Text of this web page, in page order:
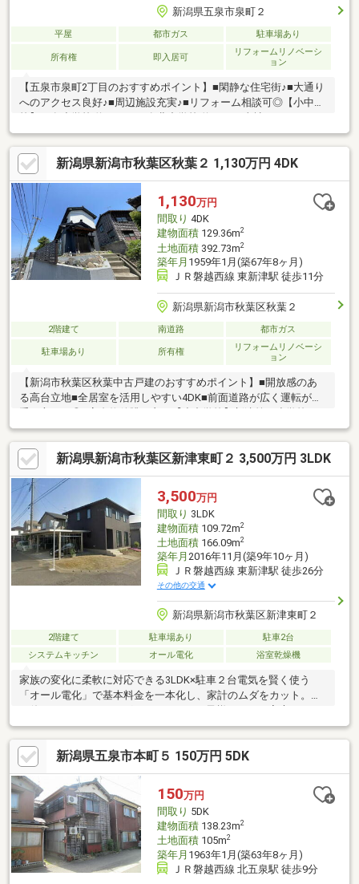
新潟県五泉市泉町２
平屋 都市ガス 駐車場あり
所有権 即入居可
リフォームリノベーシ
ョン
【五泉市泉町2丁目のおすすめポイント】■閑静な住宅街♪■大通り
へのアクセス良好♪■周辺施設充実♪■リフォーム相談可◎【小中学
ではSUUMOには載っていない物件資料を確認することができま
す♪住宅に関することなら、「年間取引件数500件以上」の実績が
あるハーバーエステートになんでもご相談ください。
新潟県新潟市秋葉区秋葉２ 1,130万円 4DK
1,130万円
間取り 4DK
建物面積129.36m2
土地面積392.73m2
築年月 1959年1月(築67年8ヶ月)
ＪＲ磐越西線 東新津駅 徒歩11分
新潟県新潟市秋葉区秋葉２
2階建て 南道路 都市ガス
駐車場あり 所有権
リフォームリノベーシ
ョン
【新潟市秋葉区秋葉中古戸建のおすすめポイント】■開放感のあ
る高台立地■全居室を活用しやすい4DK■前面道路が広く運転が苦
約1100ｍ新津第一中学校 約1900ｍ当社ホームページでは
SUUMOには載っていない物件資料を確認することができます♪住
宅に関することなら、「年間取引件数500件以上」の実績がある
ハーバーエステートになんでもご相談ください。
新潟県新潟市秋葉区新津東町２ 3,500万円 3LDK
3,500万円
間取り 3LDK
建物面積109.72m2
土地面積166.09m2
築年月 2016年11月(築9年10ヶ月)
ＪＲ磐越西線 東新津駅 徒歩26分
その他の交通
新潟県新潟市秋葉区新津東町２
2階建て 駐車場あり
駐車2台
システムキッチン
オール電化 浴室乾燥機
家族の変化に柔軟に対応できる3LDK×駐車２台電気を賢く使う
「オール電化」で基本料金を一本化し、家計のムダをカット。火
ア世代にも安心をお届けします。
新潟県五泉市本町５ 150万円 5DK
150万円
間取り 5DK
建物面積138.23m2
土地面積105m2
築年月 1963年1月(築63年8ヶ月)
ＪＲ磐越西線 北五泉駅 徒歩9分